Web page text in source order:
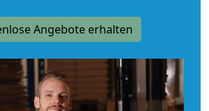
Angebote erhalten